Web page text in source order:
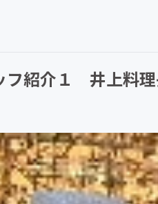
フ紹介１ 井上料